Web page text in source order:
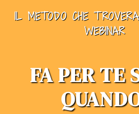
IL METODO CHE
WEBINAR
FA PER TE